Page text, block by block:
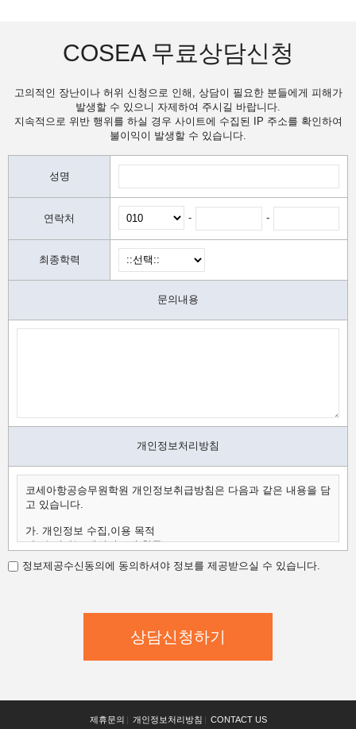
COSEA 무료상담신청
고의적인 장난이나 허위 신청으로 인해, 상담이 필요한 분들에게 피해가
발생할 수 있으니 자제하여 주시길 바랍니다.
지속적으로 위반 행위를 하실 경우 사이트에 수집된 IP 주소를 확인하여
불이익이 발생할 수 있습니다.
성명
연락처 - -
최종학력
문의내용
개인정보처리방침
코세아항공승무원학원 개인정보취급방침은 다음과 같은 내용을 담
고 있습니다.
가. 개인정보 수집,이용 목적
나. 수집하는 개인정보의 항목
다. 개인정보의 보유 및 이용 기간
가.개인정보 수집,이용 목적
코세아항공승무원학원은 다음과 같은 방법으로 개인정보를 수집합
- 홈페이지 내 상담신청(입학문의, 상담신청)
- 과정문의에 대한 학과담당자들의 전화 및 이메일 상담
나.수집하는 개인정보의 항목
코세아항공승무원학원은 고객님의 온라인상담(입학문의, 상담신
정보제공수신동의에 동의하셔야 정보를 제공받으실 수 있습니다.
제휴문의 | 개인정보처리방침 | CONTACT US